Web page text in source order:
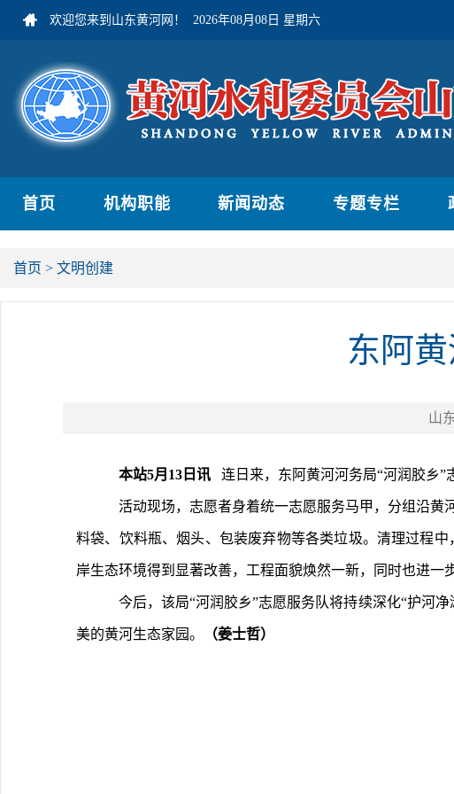
欢迎您来到山东黄河网！ 2026年08月08日 星期六
首页 机构职能 新闻动态 专题专栏
首页 > 文明创建
东阿
山
本站5月13日讯 连日来，东阿黄河河务局“河润胶乡”
料袋、饮料瓶、烟头、包装废弃物等各类垃圾。清理过程
岸生态环境得到显著改善，工程面貌焕然一新，同时也进一
	今后，该局“河润胶乡”志愿服务队将持续深化“护河净滩”志愿服务项目，常态化开展相关活动，积极引导更多志愿者参与到爱河护河行动中来，携手守护水清、岸绿、景
美的黄河生态家园。 （姜士哲）